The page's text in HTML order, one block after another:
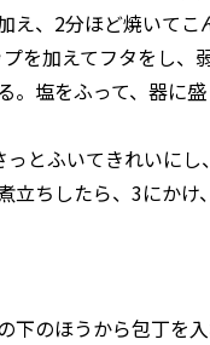
え、2分ほど焼いてこ
を加えてフタをし、
。塩をふって、器に盛
とふいてきれいにし
立ちしたら、3にかけ
下のほうから包丁を